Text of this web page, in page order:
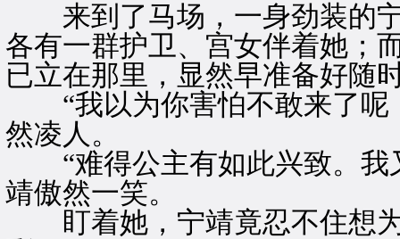
来到了马场，一身劲装的宁
各有一群护卫、宫女伴着她；
已立在那里，显然早准备好随
“我以为你害怕不敢来了呢
然凌人。
“难得公主有如此兴致。我
靖傲然一笑。
盯着她，宁靖竟忍不住想为